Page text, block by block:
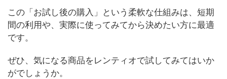
この「お試し後の購入」という柔軟な仕組みは、短期
間の利用や、実際に使ってみてから決めたい方に最適
です。
ぜひ、気になる商品をレンティオで試してみてはいか
がでしょうか。